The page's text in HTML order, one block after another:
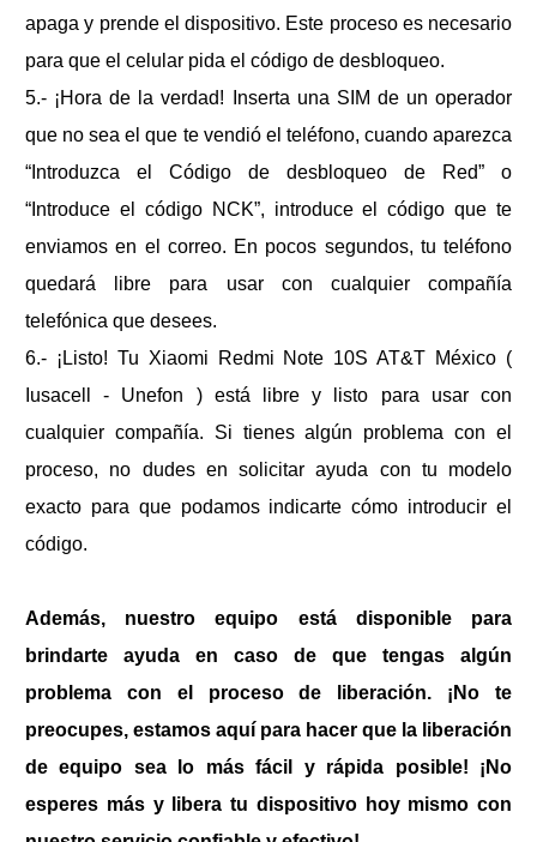
apaga y prende el dispositivo. Este proceso es necesario
para que el celular pida el código de desbloqueo.
5.- ¡Hora de la verdad! Inserta una SIM de un operador
que no sea el que te vendió el teléfono, cuando aparezca
“Introduzca el Código de desbloqueo de Red” o
“Introduce el código NCK”, introduce el código que te
enviamos en el correo. En pocos segundos, tu teléfono
quedará libre para usar con cualquier compañía
telefónica que desees.
6.- ¡Listo! Tu Xiaomi Redmi Note 10S AT&T México (
Iusacell - Unefon )está libre y listo para usar con
cualquier compañía. Si tienes algún problema con el
proceso, no dudes en solicitar ayuda con tu modelo
exacto para que podamos indicarte cómo introducir el
código.
Además, nuestro equipo está disponible para
brindarte ayuda en caso de que tengas algún
problema con el proceso de liberación. ¡No te
preocupes, estamos aquí para hacer que la liberación
de equipo sea lo más fácil y rápida posible! ¡No
esperes más y libera tu dispositivo hoy mismo con